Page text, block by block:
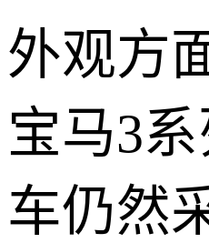
外观方
宝马3
车仍然